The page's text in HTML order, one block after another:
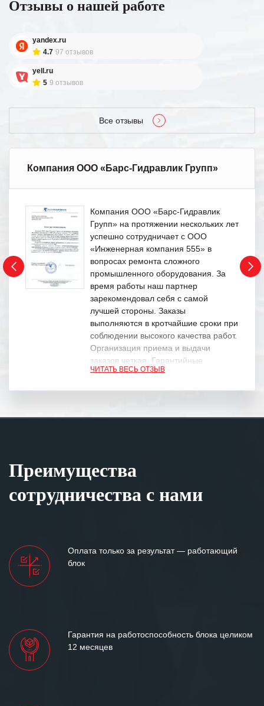
Отзывы о нашей работе
yandex.ru
4.7 97 отзывов
yell.ru
5 9 отзывов
Все отзывы
Компания ООО «Барс-Гидравлик Групп»
Компания ООО «Барс-Гидравлик
Групп» на протяжении нескольких лет
успешно сотрудничает с ООО
«Инженерная компания 555» в
вопросах ремонта сложного
промышленного оборудования. За
время работы наш партнер
зарекомендовал себя с самой
лучшей стороны. Заказы
выполняются в кротчайшие сроки при
соблюдении высокого качества работ.
Организация приема и выдачи
заказов четкая. Гарантийные
обязательства выполняются в
Особенно хочется отметить высокую
клиентоориентированность
персонала Вашей компании,
между нашими компаниями открытые
ЧИТАТЬ ВЕСЬ ОТЗЫВ
Преимущества
сотрудничества с нами
Оплата только за результат — работающий
блок
Гарантия на работоспособность блока целиком
12 месяцев